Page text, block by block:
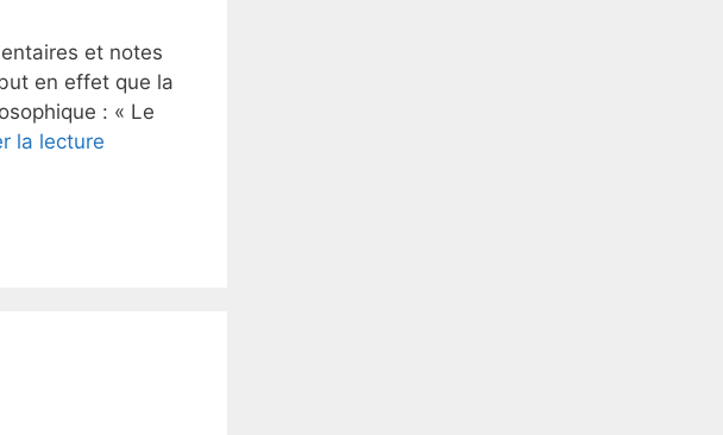
et notes
en effet que la
: « Le
la lecture